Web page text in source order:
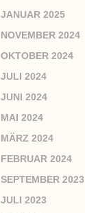
JANUAR 2025
NOVEMBER 2024
OKTOBER 2024
JULI 2024
JUNI 2024
MAI 2024
MÄRZ 2024
FEBRUAR 2024
SEPTEMBER 2023
JULI 2023